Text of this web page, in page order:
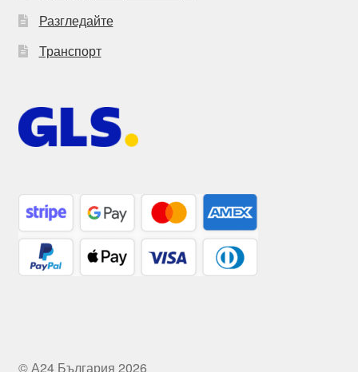
Разгледайте
Транспорт
© А24 България 2026